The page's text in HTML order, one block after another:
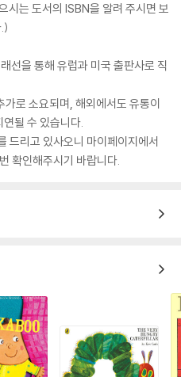
시는 도서의 ISBN을 알려 주시면 보
선을 통해 유럽과 미국 출판사로 직
로 소요되며, 해외에서도 유통이
될 수 있습니다.
드리고 있사오니 마이페이지에서
확인해주시기 바랍니다.